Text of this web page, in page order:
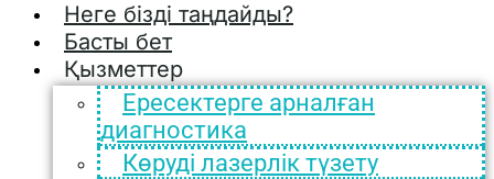
Неге бізді таңдайды?
Басты бет
Қызметтер
Ересектерге арналған
диагностика
Көруді лазерлік түзету